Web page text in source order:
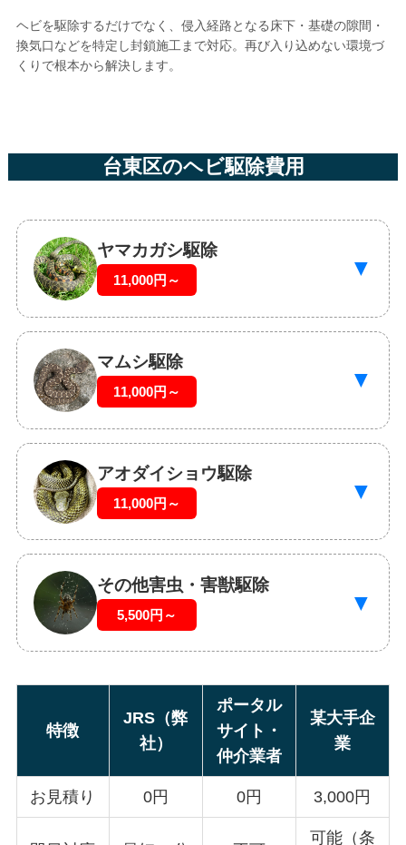
ヘビを駆除するだけでなく、侵入経路となる床下・基礎の隙間・
換気口などを特定し封鎖施工まで対応。再び入り込めない環境づ
くりで根本から解決します。
台東区のヘビ駆除費用
ヤマカガシ駆除
11,000円～ ▼
マムシ駆除
11,000円～ ▼
アオダイショウ駆除
11,000円～ ▼
その他害虫・害獣駆除
5,500円～ ▼
特徴
JRS（弊
社）
ポータル
サイト・
仲介業者
某大手企
業
お見積り 0円 0円 3,000円
可能（条